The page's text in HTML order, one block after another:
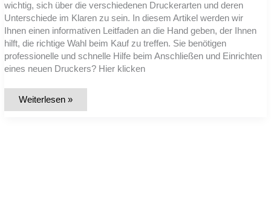
wichtig, sich über die verschiedenen Druckerarten und deren
Unterschiede im Klaren zu sein. In diesem Artikel werden wir
Ihnen einen informativen Leitfaden an die Hand geben, der Ihnen
hilft, die richtige Wahl beim Kauf zu treffen. Sie benötigen
professionelle und schnelle Hilfe beim Anschließen und Einrichten
eines neuen Druckers? Hier klicken
Augen
Weiterlesen »